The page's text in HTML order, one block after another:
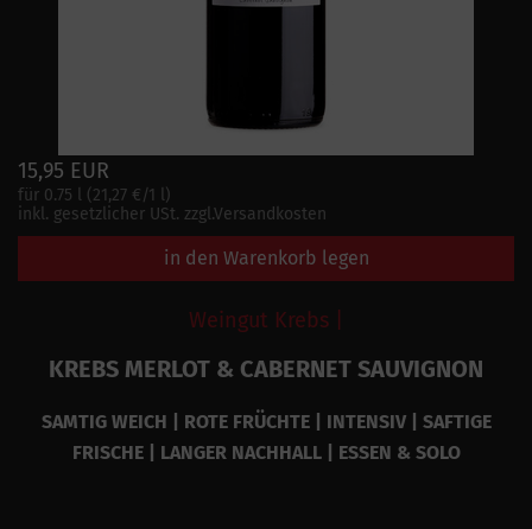
15,95 EUR
für 0.75 l (21,27 €/1 l)
inkl. gesetzlicher USt. zzgl.Versandkosten
in den Warenkorb legen
Weingut Krebs |
KREBS MERLOT & CABERNET SAUVIGNON
SAMTIG WEICH | ROTE FRÜCHTE | INTENSIV | SAFTIGE
FRISCHE | LANGER NACHHALL | ESSEN & SOLO